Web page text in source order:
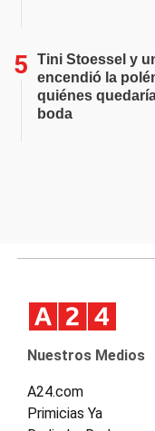
Tini Stoessel y
encendió la
quiénes
boda
Nuestros Medios
A24.com
Primicias Ya